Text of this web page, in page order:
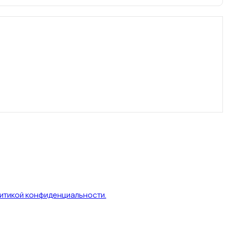
конфиденциальности.